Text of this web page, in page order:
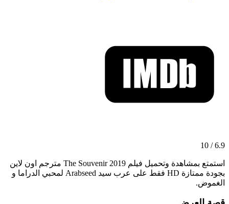
6.9 / 10
استمتع بمشاهدة وتحميل فيلم The Souvenir 2019 مترجم اون لاين
بجودة ممتازة HD فقط على عرب سيد Arabseed لمحبي الدراما و
الغموض.